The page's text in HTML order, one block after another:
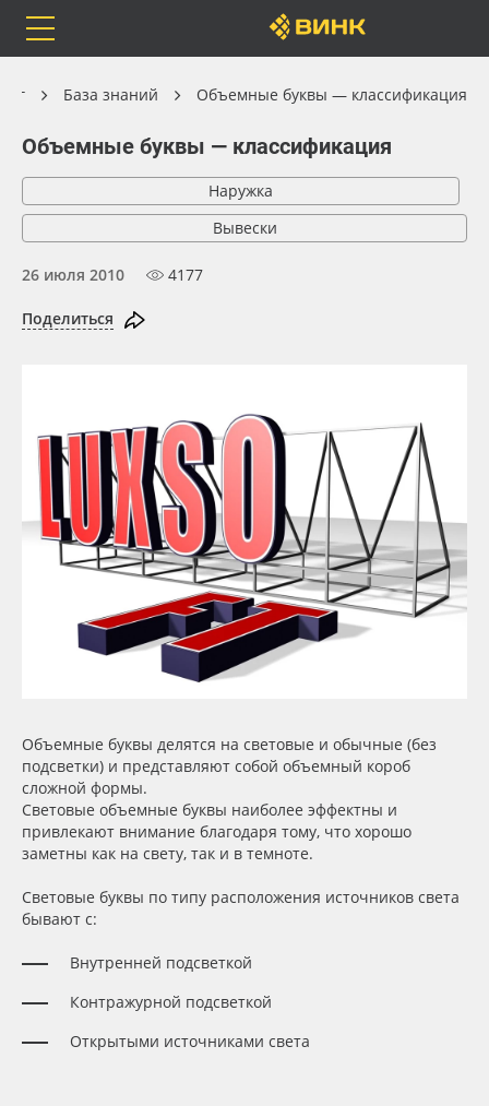
Каталог
Orafol
Бренды
Оплата
Сервис
Инструкции
Компания
Поставщикам
Избранное
8 800 550 7888
Весь каталог
Рулонные материалы
Самоклеящиеся плёнки
Чернила
Клей, скотчи и крепёж
Мобильные конструкции и POS-материалы
Профильные системы
Сублимация и термотрансфер
Инженерные пластики
Упаковочные материалы
Оборудование и инструмент
Новинки ассортимента
Oracal 641
База знаний Объемные буквы — классификация
Объемные буквы — классификация
Наружка
Вывески
26 июля 2010 4177
Поделиться
Объемные буквы делятся на световые и обычные (без
подсветки) и представляют собой объемный короб
сложной формы.
Световые объемные буквы наиболее эффектны и
привлекают внимание благодаря тому, что хорошо
заметны как на свету, так и в темноте.
Световые буквы по типу расположения источников света
бывают с:
Внутренней подсветкой
Контражурной подсветкой
Открытыми источниками света